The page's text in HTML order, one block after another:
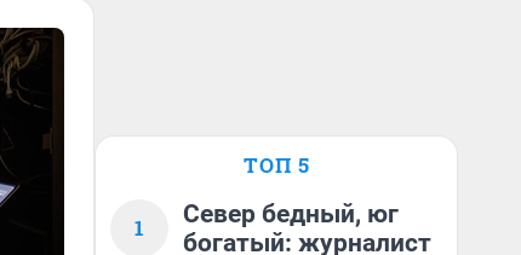
ТОП 5
1
Север бедный, юг
богатый: журналист